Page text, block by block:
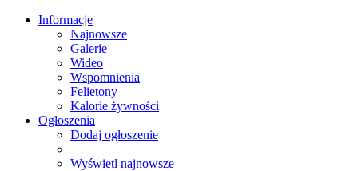
Informacje
Najnowsze
Galerie
Wideo
Wspomnienia
Felietony
Kalorie żywności
Ogłoszenia
Dodaj ogłoszenie
Wyświetl najnowsze